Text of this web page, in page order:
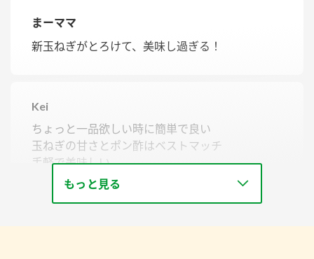
まーママ
新玉ねぎがとろけて、美味し過ぎる！
Kei
ちょっと一品欲しい時に簡単で良い
玉ねぎの甘さとポン酢はベストマッチ
手軽で美味しい
もっと見る